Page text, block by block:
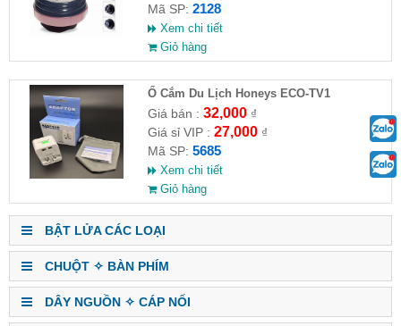
Mã SP: 2128
Xem chi tiết
Giỏ hàng
Ổ Cắm Du Lịch Honeys ECO-TV1
Giá bán : 32,000₫
Giá sỉ VIP : 27,000₫
Mã SP: 5685
Xem chi tiết
Giỏ hàng
BẬT LỬA CÁC LOẠI
CHUỘT ✧ BÀN PHÍM
DÂY NGUỒN ✧ CÁP NỐI